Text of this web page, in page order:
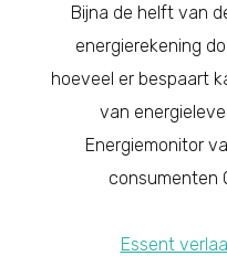
Bijna de helft van
energierekening
hoeveel er bespaart
van
Energiemonitor
consumenten
Essent